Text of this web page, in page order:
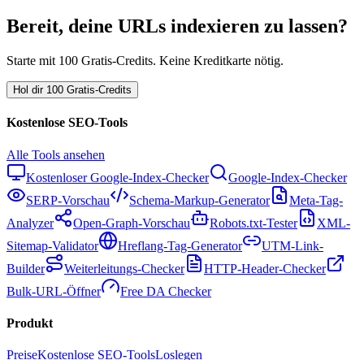
Bereit, deine URLs indexieren zu lassen?
Starte mit 100 Gratis-Credits. Keine Kreditkarte nötig.
Hol dir 100 Gratis-Credits
Kostenlose SEO-Tools
Alle Tools ansehen
Kostenloser Google-Index-Checker
Google-Index-Checker
SERP-Vorschau
Schema-Markup-Generator
Meta-Tag-
Analyzer
Open-Graph-Vorschau Robots.txt-Tester
XML-
Sitemap-Validator
Hreflang-Tag-Generator
UTM-Link-
Builder
Weiterleitungs-Checker
HTTP-Header-Checker
Bulk-URL-Öffner
Free DA Checker
Produkt
PreiseKostenlose SEO-ToolsLoslegen